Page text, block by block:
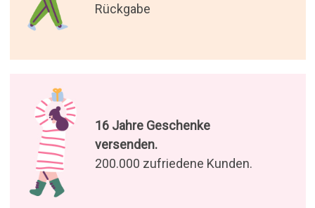
Rückgabe
16 Jahre Geschenke
versenden.
200.000 zufriedene Kunden.